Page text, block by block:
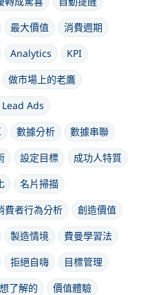
最大價值
消費週期
Analytics
KPI
做市場上的老鷹
Ads
數據分析
數據串聯
設定目標
成功人特質
名片掃描
費者行為分析
創造價值
製造情境
費曼學習法
拒絕自嗨
目標管理
了解的
價值體驗